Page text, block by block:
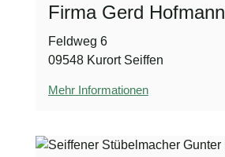
Firma Gerd Hofmann
Feldweg 6
09548 Kurort Seiffen
Mehr Informationen